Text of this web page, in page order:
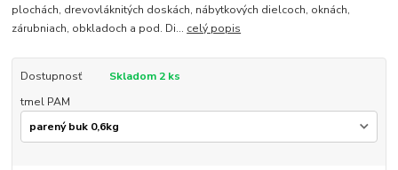
plochách, drevovláknitých doskách, nábytkových dielcoch, oknách,
zárubniach, obkladoch a pod. Di... celý popis
Dostupnosť
Skladom 2 ks
tmel PAM